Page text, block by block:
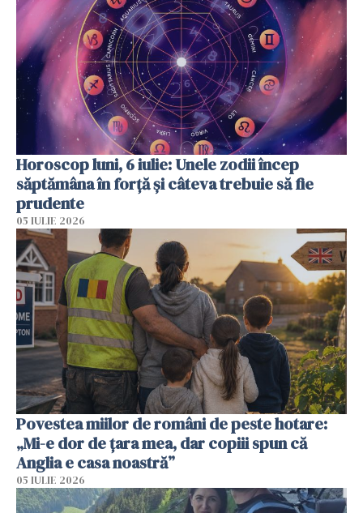
Horoscop luni, 6 iulie: Unele zodii încep
săptămâna în forță și câteva trebuie să fie
prudente
05 IULIE 2026
Povestea miilor de români de peste hotare:
„Mi-e dor de țara mea, dar copiii spun că
Anglia e casa noastră”
05 IULIE 2026